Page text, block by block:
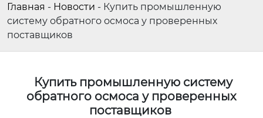
Главная - Новости - Купить промышленную
систему обратного осмоса у проверенных
поставщиков
Купить промышленную систему
обратного осмоса у проверенных
поставщиков